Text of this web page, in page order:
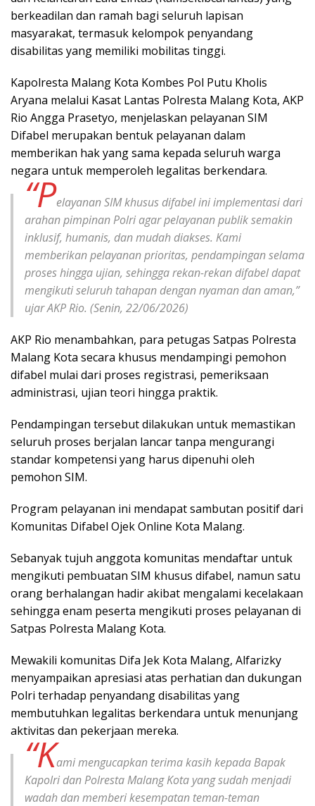
berkeadilan dan ramah bagi seluruh lapisan
masyarakat, termasuk kelompok penyandang
disabilitas yang memiliki mobilitas tinggi.
Kapolresta Malang Kota Kombes Pol Putu Kholis
Aryana melalui Kasat Lantas Polresta Malang Kota, AKP
Rio Angga Prasetyo, menjelaskan pelayanan SIM
Difabel merupakan bentuk pelayanan dalam
memberikan hak yang sama kepada seluruh warga
negara untuk memperoleh legalitas berkendara.
“Pelayanan SIM khusus difabel ini implementasi dari
arahan pimpinan Polri agar pelayanan publik semakin
inklusif, humanis, dan mudah diakses. Kami
memberikan pelayanan prioritas, pendampingan selama
proses hingga ujian, sehingga rekan-rekan difabel dapat
mengikuti seluruh tahapan dengan nyaman dan aman,”
ujar AKP Rio. (Senin, 22/06/2026)
AKP Rio menambahkan, para petugas Satpas Polresta
Malang Kota secara khusus mendampingi pemohon
difabel mulai dari proses registrasi, pemeriksaan
administrasi, ujian teori hingga praktik.
Pendampingan tersebut dilakukan untuk memastikan
seluruh proses berjalan lancar tanpa mengurangi
standar kompetensi yang harus dipenuhi oleh
pemohon SIM.
Program pelayanan ini mendapat sambutan positif dari
Komunitas Difabel Ojek Online Kota Malang.
Sebanyak tujuh anggota komunitas mendaftar untuk
mengikuti pembuatan SIM khusus difabel, namun satu
orang berhalangan hadir akibat mengalami kecelakaan
sehingga enam peserta mengikuti proses pelayanan di
Satpas Polresta Malang Kota.
Mewakili komunitas Difa Jek Kota Malang, Alfarizky
menyampaikan apresiasi atas perhatian dan dukungan
Polri terhadap penyandang disabilitas yang
membutuhkan legalitas berkendara untuk menunjang
aktivitas dan pekerjaan mereka.
“Kami mengucapkan terima kasih kepada Bapak
Kapolri dan Polresta Malang Kota yang sudah menjadi
wadah dan memberi kesempatan teman-teman